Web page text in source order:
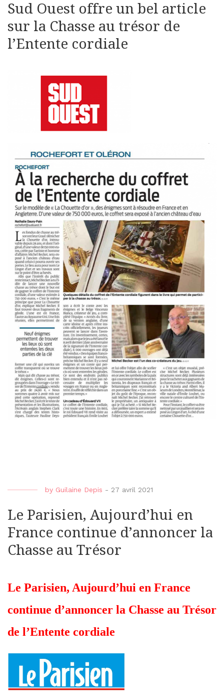
Sud Ouest offre un bel article
sur la Chasse au trésor de
l’Entente cordiale
by Guilaine Depis - 27 avril 2021
Le Parisien, Aujourd’hui en
France continue d’annoncer la
Chasse au Trésor
Le Parisien, Aujourd’hui en France
continue d’annoncer la Chasse au Trésor
de l’Entente cordiale